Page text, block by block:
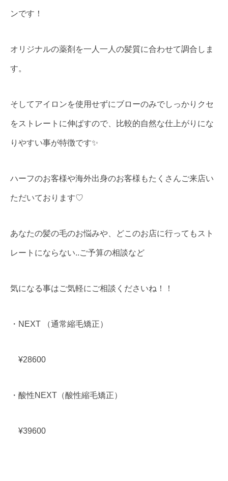
ンです！
オリジナルの薬剤を一人一人の髪質に合わせて調合しま
す。
そしてアイロンを使用せずにブローのみでしっかりクセ
をストレートに伸ばすので、比較的自然な仕上がりにな
りやすい事が特徴です✨
ハーフのお客様や海外出身のお客様もたくさんご来店い
ただいております♡
あなたの髪の毛のお悩みや、どこのお店に行ってもスト
レートにならない..ご予算の相談など
気になる事はご気軽にご相談くださいね！！
・NEXT （通常縮毛矯正）
¥28600
・酸性NEXT（酸性縮毛矯正）
¥39600